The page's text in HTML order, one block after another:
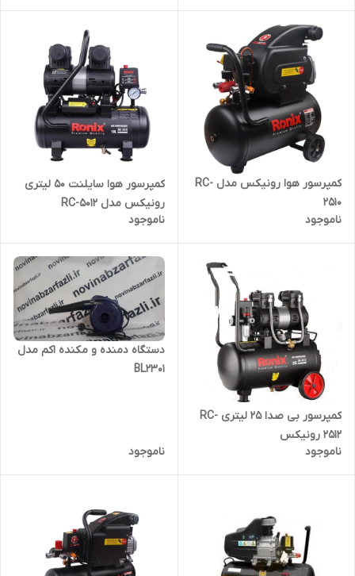
کمپرسور هوا رونیکس مدل RC-
2510
ناموجود
کمپرسور هوا سایلنت 50 لیتری
رونیکس مدل RC-5012
ناموجود
کمپرسور بی صدا 25 لیتری RC-
2512 رونیکس
ناموجود
دستگاه دمنده و مکنده اکم مدل
BL2301
ناموجود